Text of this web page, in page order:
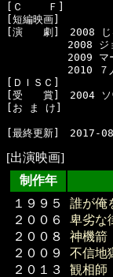
[Ｃ    Ｆ]
[短編映画]
[演　　劇]　2008 じ
2008 ジョバン
2009 マーラー
2010 ７人の記
[ＤＩＳＣ]
[受　　賞]　2004
[お ま け]
[出演映画]
制作年
１９９５
２００６
２００８
２００９
２０１３
誰が俺
卑劣な
神機箭
不信地
観相師